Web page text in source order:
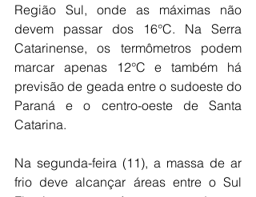
Região Sul, onde as máximas não
devem passar dos 16°C. Na Serra
Catarinense, os termômetros podem
marcar apenas 12°C e também há
previsão de geada entre o sudoeste do
Paraná e o centro-oeste de Santa
Catarina.
Na segunda-feira (11), a massa de ar
frio deve alcançar áreas entre o Sul